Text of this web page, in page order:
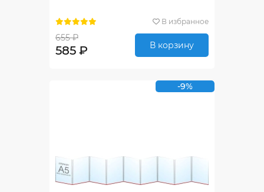
В избранное
655 ₽
585 ₽ В корзину
-9%